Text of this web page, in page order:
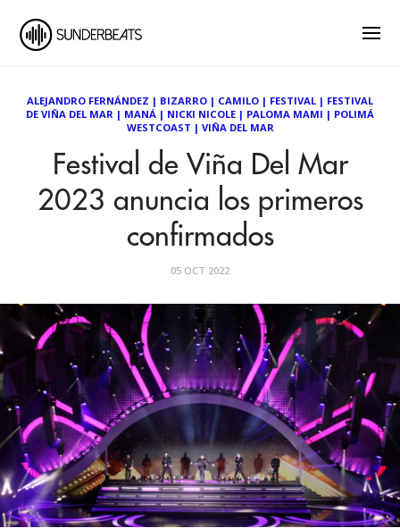
ALEJANDRO FERNÁNDEZ | BIZARRO | CAMILO | FESTIVAL | FESTIVAL
DE VIÑA DEL MAR | MANÁ | NICKI NICOLE | PALOMA MAMI | POLIMÁ
WESTCOAST | VIÑA DEL MAR
Festival de Viña Del Mar
2023 anuncia los primeros
confirmados
05 OCT 2022